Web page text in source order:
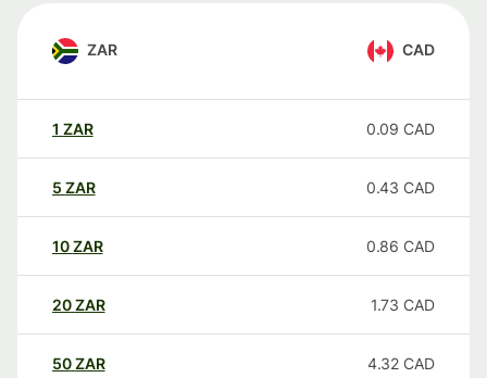
ZAR CAD
1 ZAR 0.09 CAD
5 ZAR 0.43 CAD
10ZAR 0.86 CAD
20ZAR 1.73 CAD
50ZAR 4.32 CAD